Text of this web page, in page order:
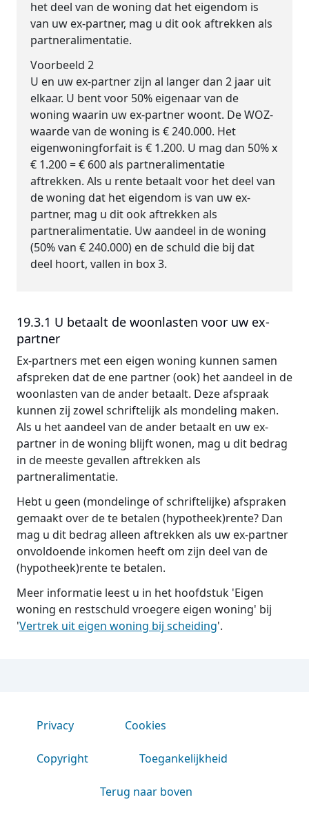
het deel van de woning dat het eigendom is
van uw ex-partner, mag u dit ook aftrekken als
partneralimentatie.
Voorbeeld 2
U en uw ex-partner zijn al langer dan 2 jaar uit
elkaar. U bent voor 50% eigenaar van de
woning waarin uw ex-partner woont. De WOZ-
waarde van de woning is € 240.000. Het
eigenwoningforfait is € 1.200. U mag dan 50% x
€ 1.200 = € 600 als partneralimentatie
aftrekken. Als u rente betaalt voor het deel van
de woning dat het eigendom is van uw ex-
partner, mag u dit ook aftrekken als
partneralimentatie. Uw aandeel in de woning
(50% van € 240.000) en de schuld die bij dat
deel hoort, vallen in box 3.
19.3.1 U betaalt de woonlasten voor uw ex-
partner
Ex-partners met een eigen woning kunnen samen
afspreken dat de ene partner (ook) het aandeel in de
woonlasten van de ander betaalt. Deze afspraak
kunnen zij zowel schriftelijk als mondeling maken.
Als u het aandeel van de ander betaalt en uw ex-
partner in de woning blijft wonen, mag u dit bedrag
in de meeste gevallen aftrekken als
partneralimentatie.
Hebt u geen (mondelinge of schriftelijke) afspraken
gemaakt over de te betalen (hypotheek)rente? Dan
mag u dit bedrag alleen aftrekken als uw ex-partner
onvoldoende inkomen heeft om zijn deel van de
(hypotheek)rente te betalen.
Meer informatie leest u in het hoofdstuk 'Eigen
woning en restschuld vroegere eigen woning' bij
'Vertrek uit eigen woning bij scheiding'.